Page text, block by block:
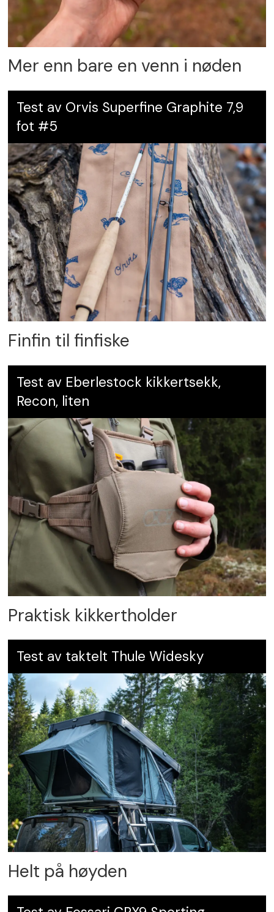
Mer enn bare en venn i nøden
Test av Orvis Superfine Graphite 7,9
fot #5
Finfin til finfiske
Test av Eberlestock kikkertsekk,
Recon, liten
Praktisk kikkertholder
Test av taktelt Thule Widesky
Helt på høyden